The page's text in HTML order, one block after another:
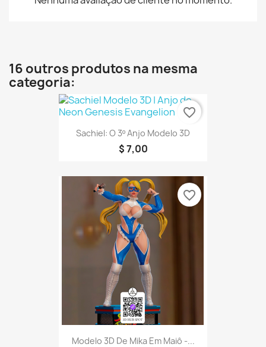
16 outros produtos na mesma
categoria:
Sachiel: O 3º Anjo Modelo 3D
$ 7,00
favorite_border
Modelo 3D De Mika Em Maiô -...
favorite_border